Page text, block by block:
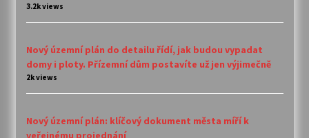
3.2k views
Nový územní plán do detailu řídí, jak budou vypadat
domy i ploty. Přízemní dům postavíte už jen výjimečně
2k views
Nový územní plán: klíčový dokument města míří k
veřejnému projednání